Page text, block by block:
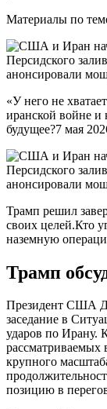
Материалы по
«У него не
иранской войне и
будущее?7 мая
Трамп решил
своих целей.Кто
наземную
Трамп
Президент США
заседание в
ударов по Ирану.
рассматриваемых
крупного
позицию в